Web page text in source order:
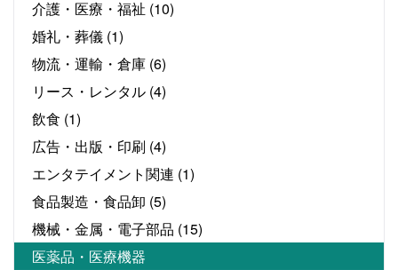
介護・医療・福祉 (10)
婚礼・葬儀 (1)
物流・運輸・倉庫 (6)
リース・レンタル (4)
飲食 (1)
広告・出版・印刷 (4)
エンタテイメント関連 (1)
食品製造・食品卸 (5)
機械・金属・電子部品 (15)
医薬品・医療機器